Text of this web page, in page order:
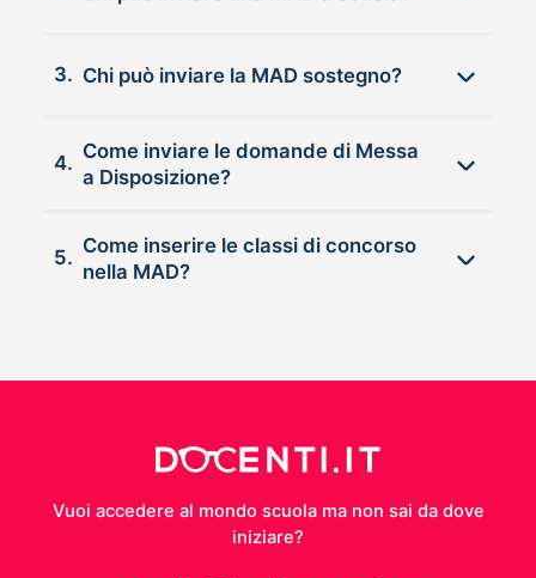
3. Chi può inviare la MAD sostegno?
4.
Come inviare le domande di Messa
a Disposizione?
5.
Come inserire le classi di concorso
nella MAD?
Vuoi accedere al mondo scuola ma non sai da dove
iniziare?